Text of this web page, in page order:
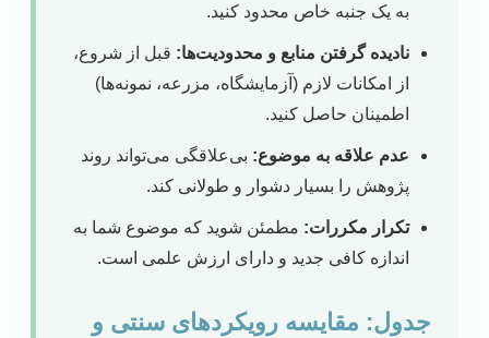
به یک جنبه خاص محدود کنید.
نادیده گرفتن منابع و محدودیت‌ها: قبل از شروع،
از امکانات لازم (آزمایشگاه، مزرعه، نمونه‌ها)
اطمینان حاصل کنید.
عدم علاقه به موضوع: بی‌علاقگی می‌تواند روند
پژوهش را بسیار دشوار و طولانی کند.
تکرار مکررات: مطمئن شوید که موضوع شما به
اندازه کافی جدید و دارای ارزش علمی است.
جدول: مقایسه رویکردهای سنتی و